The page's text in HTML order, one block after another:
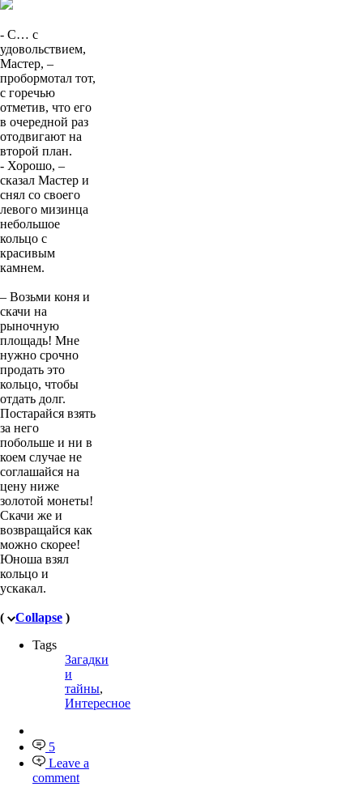
- С… с
удовольствием,
Мастер, –
пробормотал тот,
с горечью
отметив, что его
в очередной раз
отодвигают на
второй план.
- Хорошо, –
сказал Мастер и
снял со своего
левого мизинца
небольшое
кольцо с
красивым
– Возьми коня и
скачи на
рыночную
площадь! Мне
нужно срочно
продать это
кольцо, чтобы
отдать долг.
Постарайся взять
за него
побольше и ни в
коем случае не
соглашайся на
цену ниже
золотой монеты!
Скачи же и
возвращайся как
можно скорее!
Юноша взял
кольцо и
Загадки
и
тайны,
5
Leave a